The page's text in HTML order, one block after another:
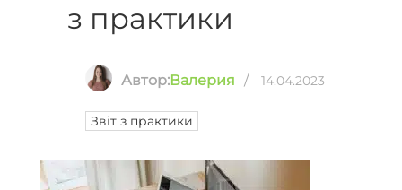
з практики
Автор:Валерия / 14.04.2023
Звіт з практики